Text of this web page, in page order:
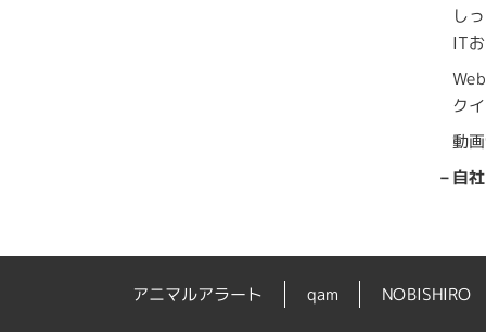
し
IT
ク
動
自
アニマルアラート qam NOBISHIRO